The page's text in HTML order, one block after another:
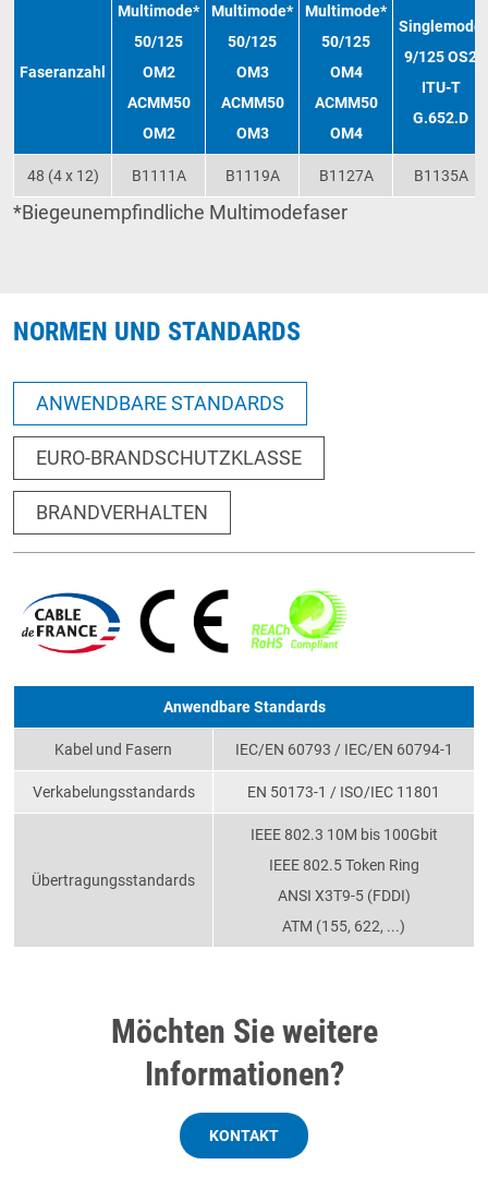
Faseranzahl
Multimode*
50/125
OM2
ACMM50
OM2
Multimode*
50/125
OM3
ACMM50
OM3
Multimode*
50/125
OM4
ACMM50
OM4
Singlemode
9/125 OS2
ITU-T
G.652.D
48 (4 x 12) B1111A B1119A B1127A B1135A
*Biegeunempfindliche Multimodefaser
NORMEN UND STANDARDS
ANWENDBARE STANDARDS
EURO-BRANDSCHUTZKLASSE
BRANDVERHALTEN
Anwendbare Standards
Kabel und Fasern IEC/EN 60793 / IEC/EN 60794-1
Verkabelungsstandards EN 50173-1 / ISO/IEC 11801
Übertragungsstandards
IEEE 802.3 10M bis 100Gbit
IEEE 802.5 Token Ring
ANSI X3T9-5 (FDDI)
ATM (155, 622, ...)
Möchten Sie weitere
Informationen?
KONTAKT